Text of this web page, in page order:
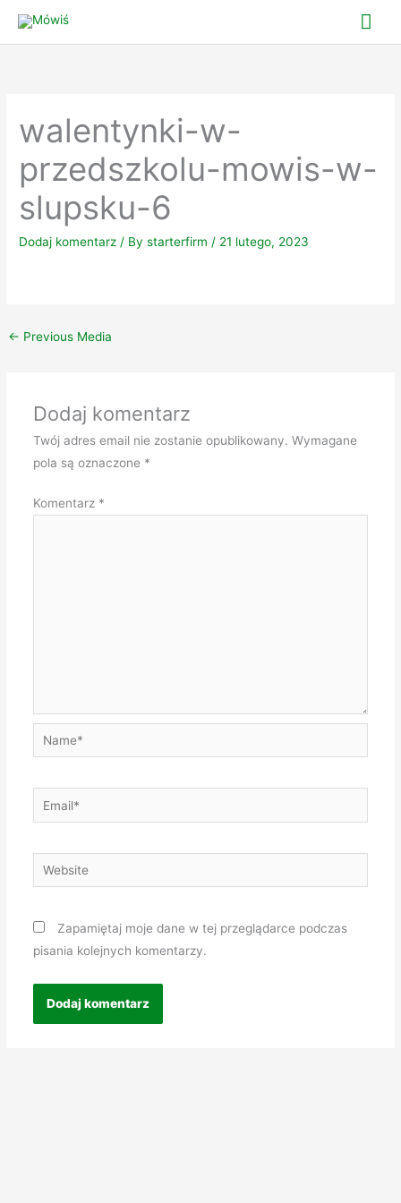
walentynki-w-
przedszkolu-mowis-w-
slupsku-6
Dodaj komentarz / Bystarterfirm/ 21 lutego, 2023
← Previous Media
Dodaj komentarz
Twój adres email nie zostanie opublikowany. Wymagane
pola są oznaczone *
Komentarz *
Name*
Email*
Website
Zapamiętaj moje dane w tej przeglądarce podczas
pisania kolejnych komentarzy.